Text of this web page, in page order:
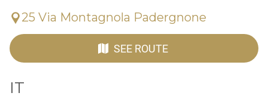
25 Via Montagnola Padergnone
SEE ROUTE
IT